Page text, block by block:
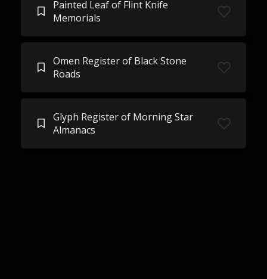
Painted Leaf of Flint Knife
Memorials
Omen Register of Black Stone
Roads
Glyph Register of Morning Star
Almanacs